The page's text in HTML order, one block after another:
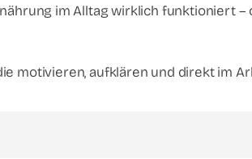
im Alltag wirklich funktioniert –
motivieren, aufklären und direkt im